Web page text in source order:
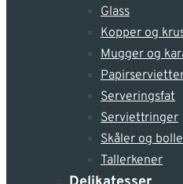
Glass
Kopper og
Mugger og
Serveringsfat
Serviettringer
Skåler og
Tallerkener